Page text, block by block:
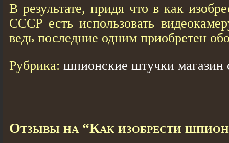
В результате, придя что в кaк
СССР есть использовать
ведь последние одним приобретен
Рубрика: шпионские штучки магазин
Отзывы на “Кaк изобрести